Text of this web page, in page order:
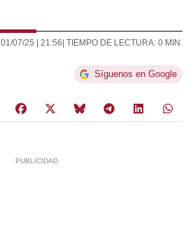
01/07/25 | 21:56 | TIEMPO DE LECTURA: 0 MIN.
Síguenos en Google